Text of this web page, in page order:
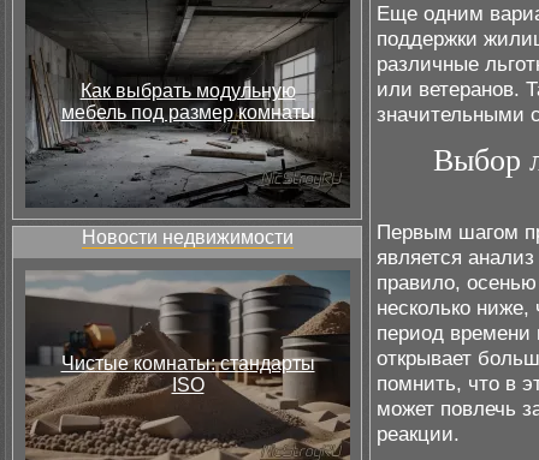
Как выбрать модульную
мебель под размер комнаты
Новости недвижимости
Чистые комнаты: стандарты
ISO
Еще одним
поддержки
различные
или ветеранов.
значительными
Выбор
Первым шагом
является
правило,
несколько
период
открывает
помнить, что в
может повлечь
реакции.